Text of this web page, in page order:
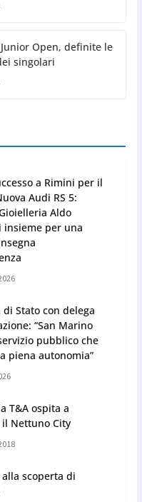
Open, definite le
singolari
a Rimini per il
Audi RS 5:
Aldo
insieme per una
di Stato con delega
“San Marino
pubblico che
piena autonomia”
T&A ospita a
Nettuno City
alla scoperta di